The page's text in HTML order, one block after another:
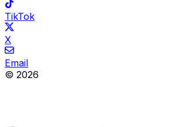
TikTok
X
Email
© 2026